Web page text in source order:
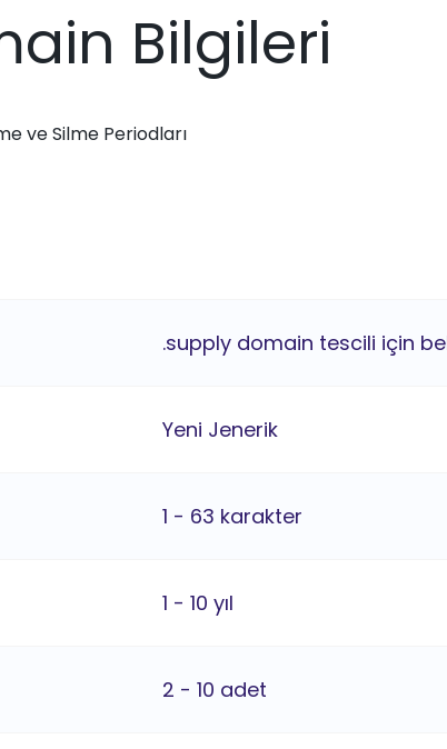
Bilgileri
ve Silme Periodları
.supply domain tescili için
Yeni Jenerik
1 - 63 karakter
1 - 10 yıl
2 - 10 adet